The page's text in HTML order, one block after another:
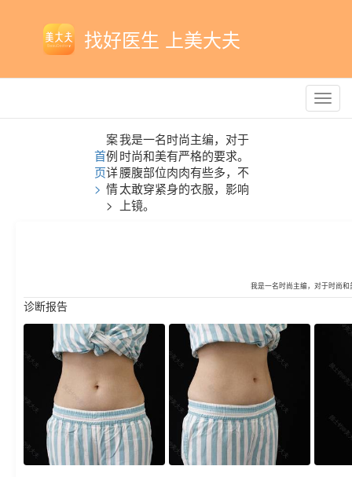
找好医生 上美大夫
首
页
>
案
例
详
情
>
我是一名时尚主编，对于
时尚和美有严格的要求。
腰腹部位肉肉有些多，不
太敢穿紧身的衣服，影响
上镜。
我是一名时尚主编，对于时尚
诊断报告